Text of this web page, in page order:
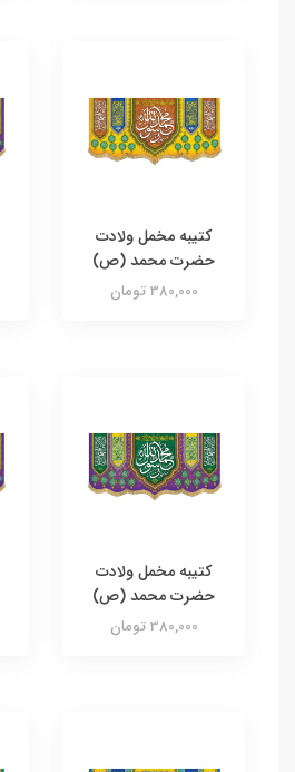
کتیبه مخمل ولادت
حضرت محمد (ص)
380,000 تومان
کتیبه مخمل ولادت
حضرت محمد (ص)
380,000 تومان